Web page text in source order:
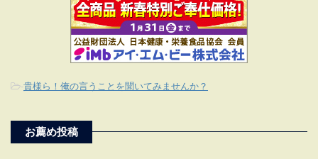
-貴様ら！俺の言うことを聞いてみませんか？
お薦め投稿